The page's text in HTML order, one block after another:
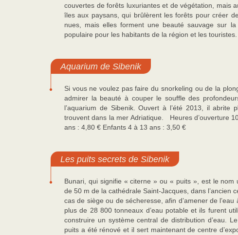
couvertes de forêts luxuriantes et de végétation, mais
îles aux paysans, qui brûlèrent les forêts pour créer
nues, mais elles forment une beauté sauvage sur
populaire pour les habitants de la région et les touristes.
Aquarium de Sibenik
Si vous ne voulez pas faire du snorkeling ou de la
admirer la beauté à couper le souffle des
l’aquarium de Sibenik. Ouvert à l’été 2013, il
trouvent dans la mer Adriatique. Heures d’ouverture
ans : 4,80 € Enfants 4 à 13 ans : 3,50 €
Les puits secrets de Sibenik
Bunari, qui signifie « citerne » ou « puits », est le
de 50 m de la cathédrale Saint-Jacques, dans l’ancien
cas de siège ou de sécheresse, afin d’amener de
plus de 28 800 tonneaux d’eau potable et ils furent
construire un système central de distribution d’eau.
puits a été rénové et il sert maintenant de centre